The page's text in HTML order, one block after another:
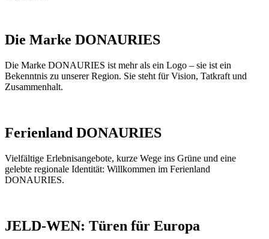
Die Marke DONAURIES​
Die Marke DONAURIES ist mehr als ein Logo – sie ist ein
Bekenntnis zu unserer Region. Sie steht für Vision, Tatkraft und
Zusammenhalt.
Ferienland DONAURIES
Vielfältige Erlebnisangebote, kurze Wege ins Grüne und eine
gelebte regionale Identität: Willkommen im Ferienland
DONAURIES.
JELD-WEN: Türen für Europa